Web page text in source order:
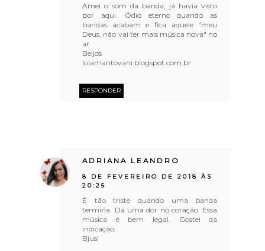
Amei o som da banda, já havia visto
por aqui. Ódio eterno quando as
bandas acabam e fica aquele "meu
Deus, não vai ter mais música nova" no
ar
Beijos
lolamantovani.blogspot.com.br
RESPONDER
ADRIANA LEANDRO
8 DE FEVEREIRO DE 2018 ÀS
20:25
É tão triste quando uma banda
termina. Dá uma dor no coração. Essa
música é bem legal. Gostei da
indicação.
Bjus!